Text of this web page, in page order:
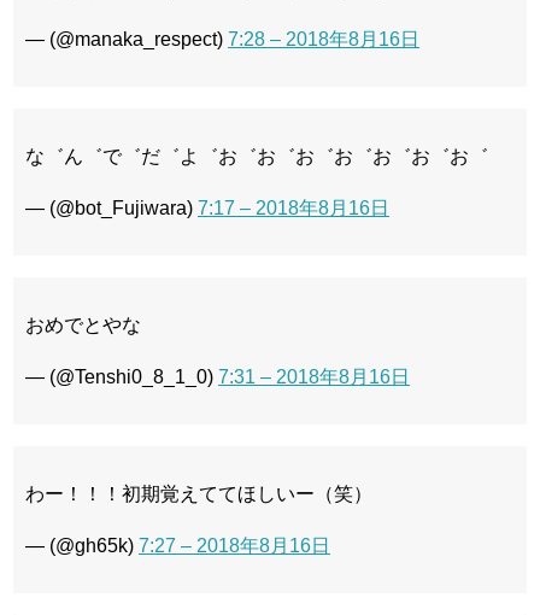
— (@manaka_respect) 7:28 – 2018年8月16日
な゛ん゛で゛だ゛よ゛お゛お゛お゛お゛お゛お゛お゛
— (@bot_Fujiwara) 7:17 – 2018年8月16日
おめでとやな
— (@Tenshi0_8_1_0) 7:31 – 2018年8月16日
わー！！！初期覚えててほしいー（笑）
— (@gh65k) 7:27 – 2018年8月16日